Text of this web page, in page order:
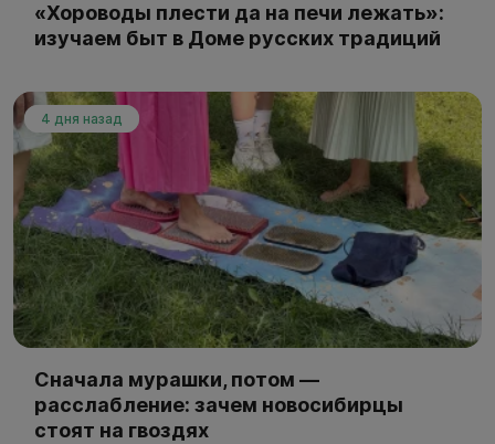
«Хороводы плести да на печи лежать»:
изучаем быт в Доме русских традиций
4 дня назад
Сначала мурашки, потом —
расслабление: зачем новосибирцы
стоят на гвоздях